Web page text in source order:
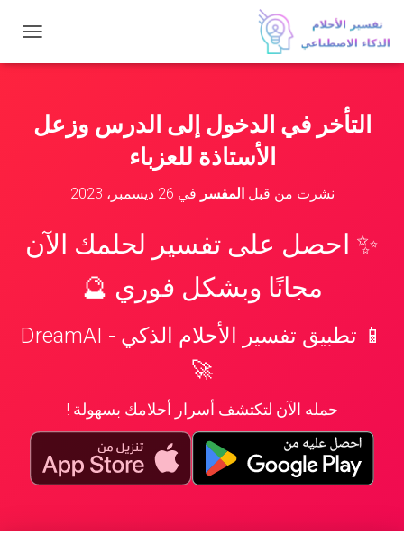
ب
التأخر في الدخول إلى الدرس وزعل
الأستاذة للعزباء
نشرت من قبلالمفسر في 26 ديسمبر، 2023
✨ احصل على تفسير لحلمك الآن
مجانًا وبشكل فوري 🔮
📱 تطبيق تفسير الأحلام الذكي - DreamAI
🚀
حمله الآن لتكتشف أسرار أحلامك بسهولة !